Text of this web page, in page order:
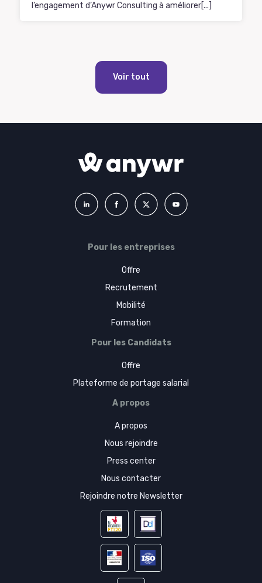
l’engagement d’Anywr Consulting à améliorer[...]
Voir tout
Pour les entreprises
Offre
Recrutement
Mobilité
Formation
Pour les Candidats
Offre
Plateforme de portage salarial
A propos
A propos
Nous rejoindre
Press center
Nous contacter
Rejoindre notre Newsletter